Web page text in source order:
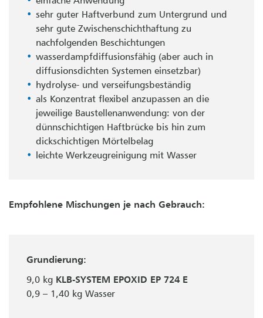
sehr guter Haftverbund zum Untergrund und
sehr gute Zwischenschichthaftung zu
nachfolgenden Beschichtungen
wasserdampfdiffusionsfähig (aber auch in
diffusionsdichten Systemen einsetzbar)
hydrolyse- und verseifungsbeständig
als Konzentrat flexibel anzupassen an die
jeweilige Baustellenanwendung: von der
dünnschichtigen Haftbrücke bis hin zum
dickschichtigen Mörtelbelag
leichte Werkzeugreinigung mit Wasser
Empfohlene Mischungen je nach Gebrauch:
Grundierung:
9,0 kg KLB-SYSTEM EPOXID EP 724 E
0,9 – 1,40 kg Wasser